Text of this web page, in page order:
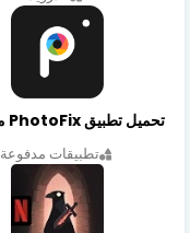
تطبيقات مدفوعة